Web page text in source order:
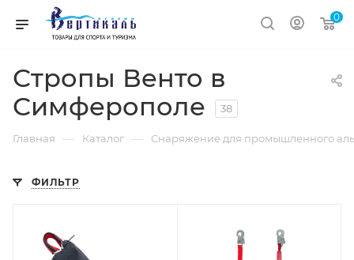
0
Стропы Венто в
Симферополе
38
Главная — Каталог — Снаряжение для промышленного
ФИЛЬТР